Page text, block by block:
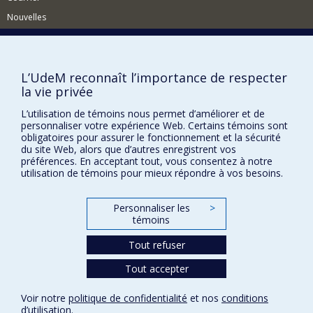
Nouvelles
Plan du site
Accessibilité
FACULTÉ DES ARTS ET DES SCIENCES
Nos départements et écoles
Nos centres d'études
Conditions d’utilisation
Paramètres des témoins
Université de
L’UdeM reconnaît l’importance de respecter
la vie privée
L’utilisation de témoins nous permet d’améliorer et de
personnaliser votre expérience Web. Certains témoins sont
obligatoires pour assurer le fonctionnement et la sécurité
du site Web, alors que d’autres enregistrent vos
préférences. En acceptant tout, vous consentez à notre
utilisation de témoins pour mieux répondre à vos besoins.
Personnaliser les
témoins
>
Tout refuser
Tout accepter
Voir notre politique de confidentialité et nos conditions
d’utilisation.